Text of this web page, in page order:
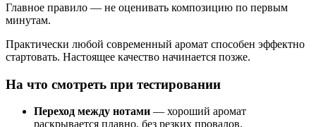
Главное правило — не оценивать композицию по первым
минутам.
Практически любой современный аромат способен эффектно
стартовать. Настоящее качество начинается позже.
На что смотреть при тестировании
Переход между нотами — хороший аромат
раскрывается плавно, без резких провалов.